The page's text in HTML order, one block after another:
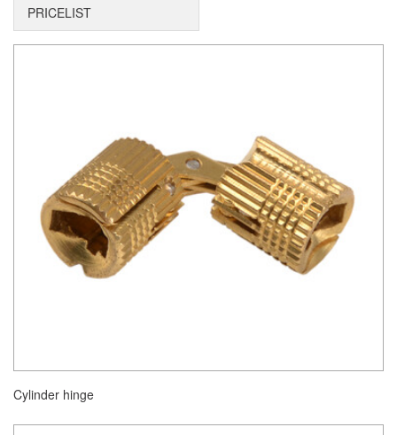
PRICELIST
Cylinder hinge